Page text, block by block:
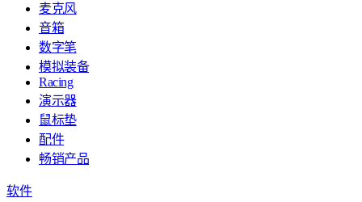
麦克风
音箱
数字笔
模拟装备
Racing
演示器
鼠标垫
配件
畅销产品
软件